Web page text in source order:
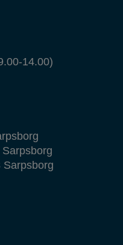
14.00)
Sarpsborg